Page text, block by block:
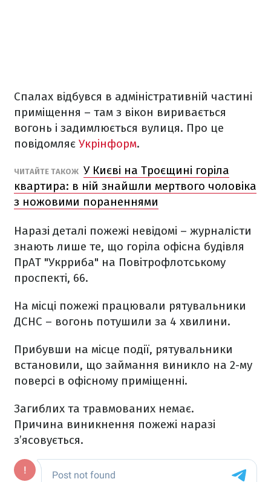
Спалах відбувся в адміністративній частині
приміщення – там з вікон виривається
вогонь і задимлюється вулиця. Про це
повідомляє Укрінформ.
ЧИТАЙТЕ ТАКОЖ У Києві на Троєщині горіла
квартира: в ній знайшли мертвого чоловіка
з ножовими пораненнями
Наразі деталі пожежі невідомі – журналісти
знають лише те, що горіла офісна будівля
ПрАТ "Укрриба" на Повітрофлотському
проспекті, 66.
На місці пожежі працювали рятувальники
ДСНС – вогонь потушили за 4 хвилини.
Прибувши на місце події, рятувальники
встановили, що займання виникло на 2-му
поверсі в офісному приміщенні.
Загиблих та травмованих немає.
Причина виникнення пожежі наразі
з’ясовується.